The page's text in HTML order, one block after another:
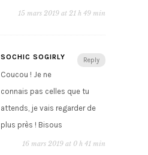
15 mars 2019 at 21 h 49 min
Reply
SOCHIC SOGIRLY
Coucou ! Je ne
connais pas celles que tu
attends, je vais regarder de
plus près ! Bisous
16 mars 2019 at 0 h 41 min